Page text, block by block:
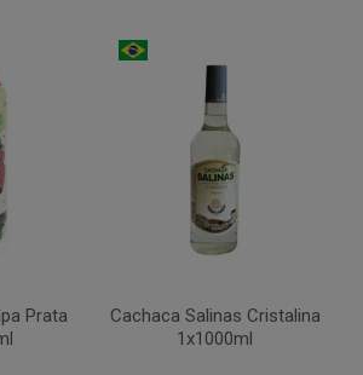
Prata
Cachaca Salinas Cristalina
1x1000ml